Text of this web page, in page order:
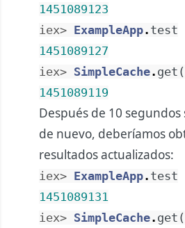
1451089123
iex> ExampleApp. test
1451089127
iex> SimpleCache. get (
1451089119
Después de 10
de nuevo, deberíamos
resultados actualizados:
iex> ExampleApp. test
1451089131
iex> SimpleCache. get (